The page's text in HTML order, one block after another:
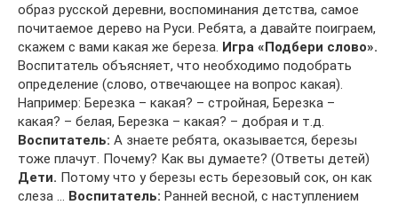
образ русской деревни, воспоминания детства, самое
почитаемое дерево на Руси. Ребята, а давайте поиграем,
скажем с вами какая же береза. Игра «Подбери слово».
Воспитатель объясняет, что необходимо подобрать
определение (слово, отвечающее на вопрос какая).
Например: Березка – какая? – стройная, Березка –
какая? – белая, Березка – какая? – добрая и т.д.
Воспитатель: А знаете ребята, оказывается, березы
тоже плачут. Почему? Как вы думаете? (Ответы детей)
Дети. Потому что у березы есть березовый сок, он как
слеза … Воспитатель: Ранней весной, с наступлением